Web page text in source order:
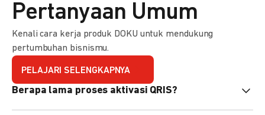
Pertanyaan Umum
Kenali cara kerja produk DOKU untuk mendukung
pertumbuhan bisnismu.
PELAJARI SELENGKAPNYA
Berapa lama proses aktivasi QRIS?